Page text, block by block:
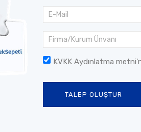
KVKK Aydınlatma metni
TALEP OLUŞTUR